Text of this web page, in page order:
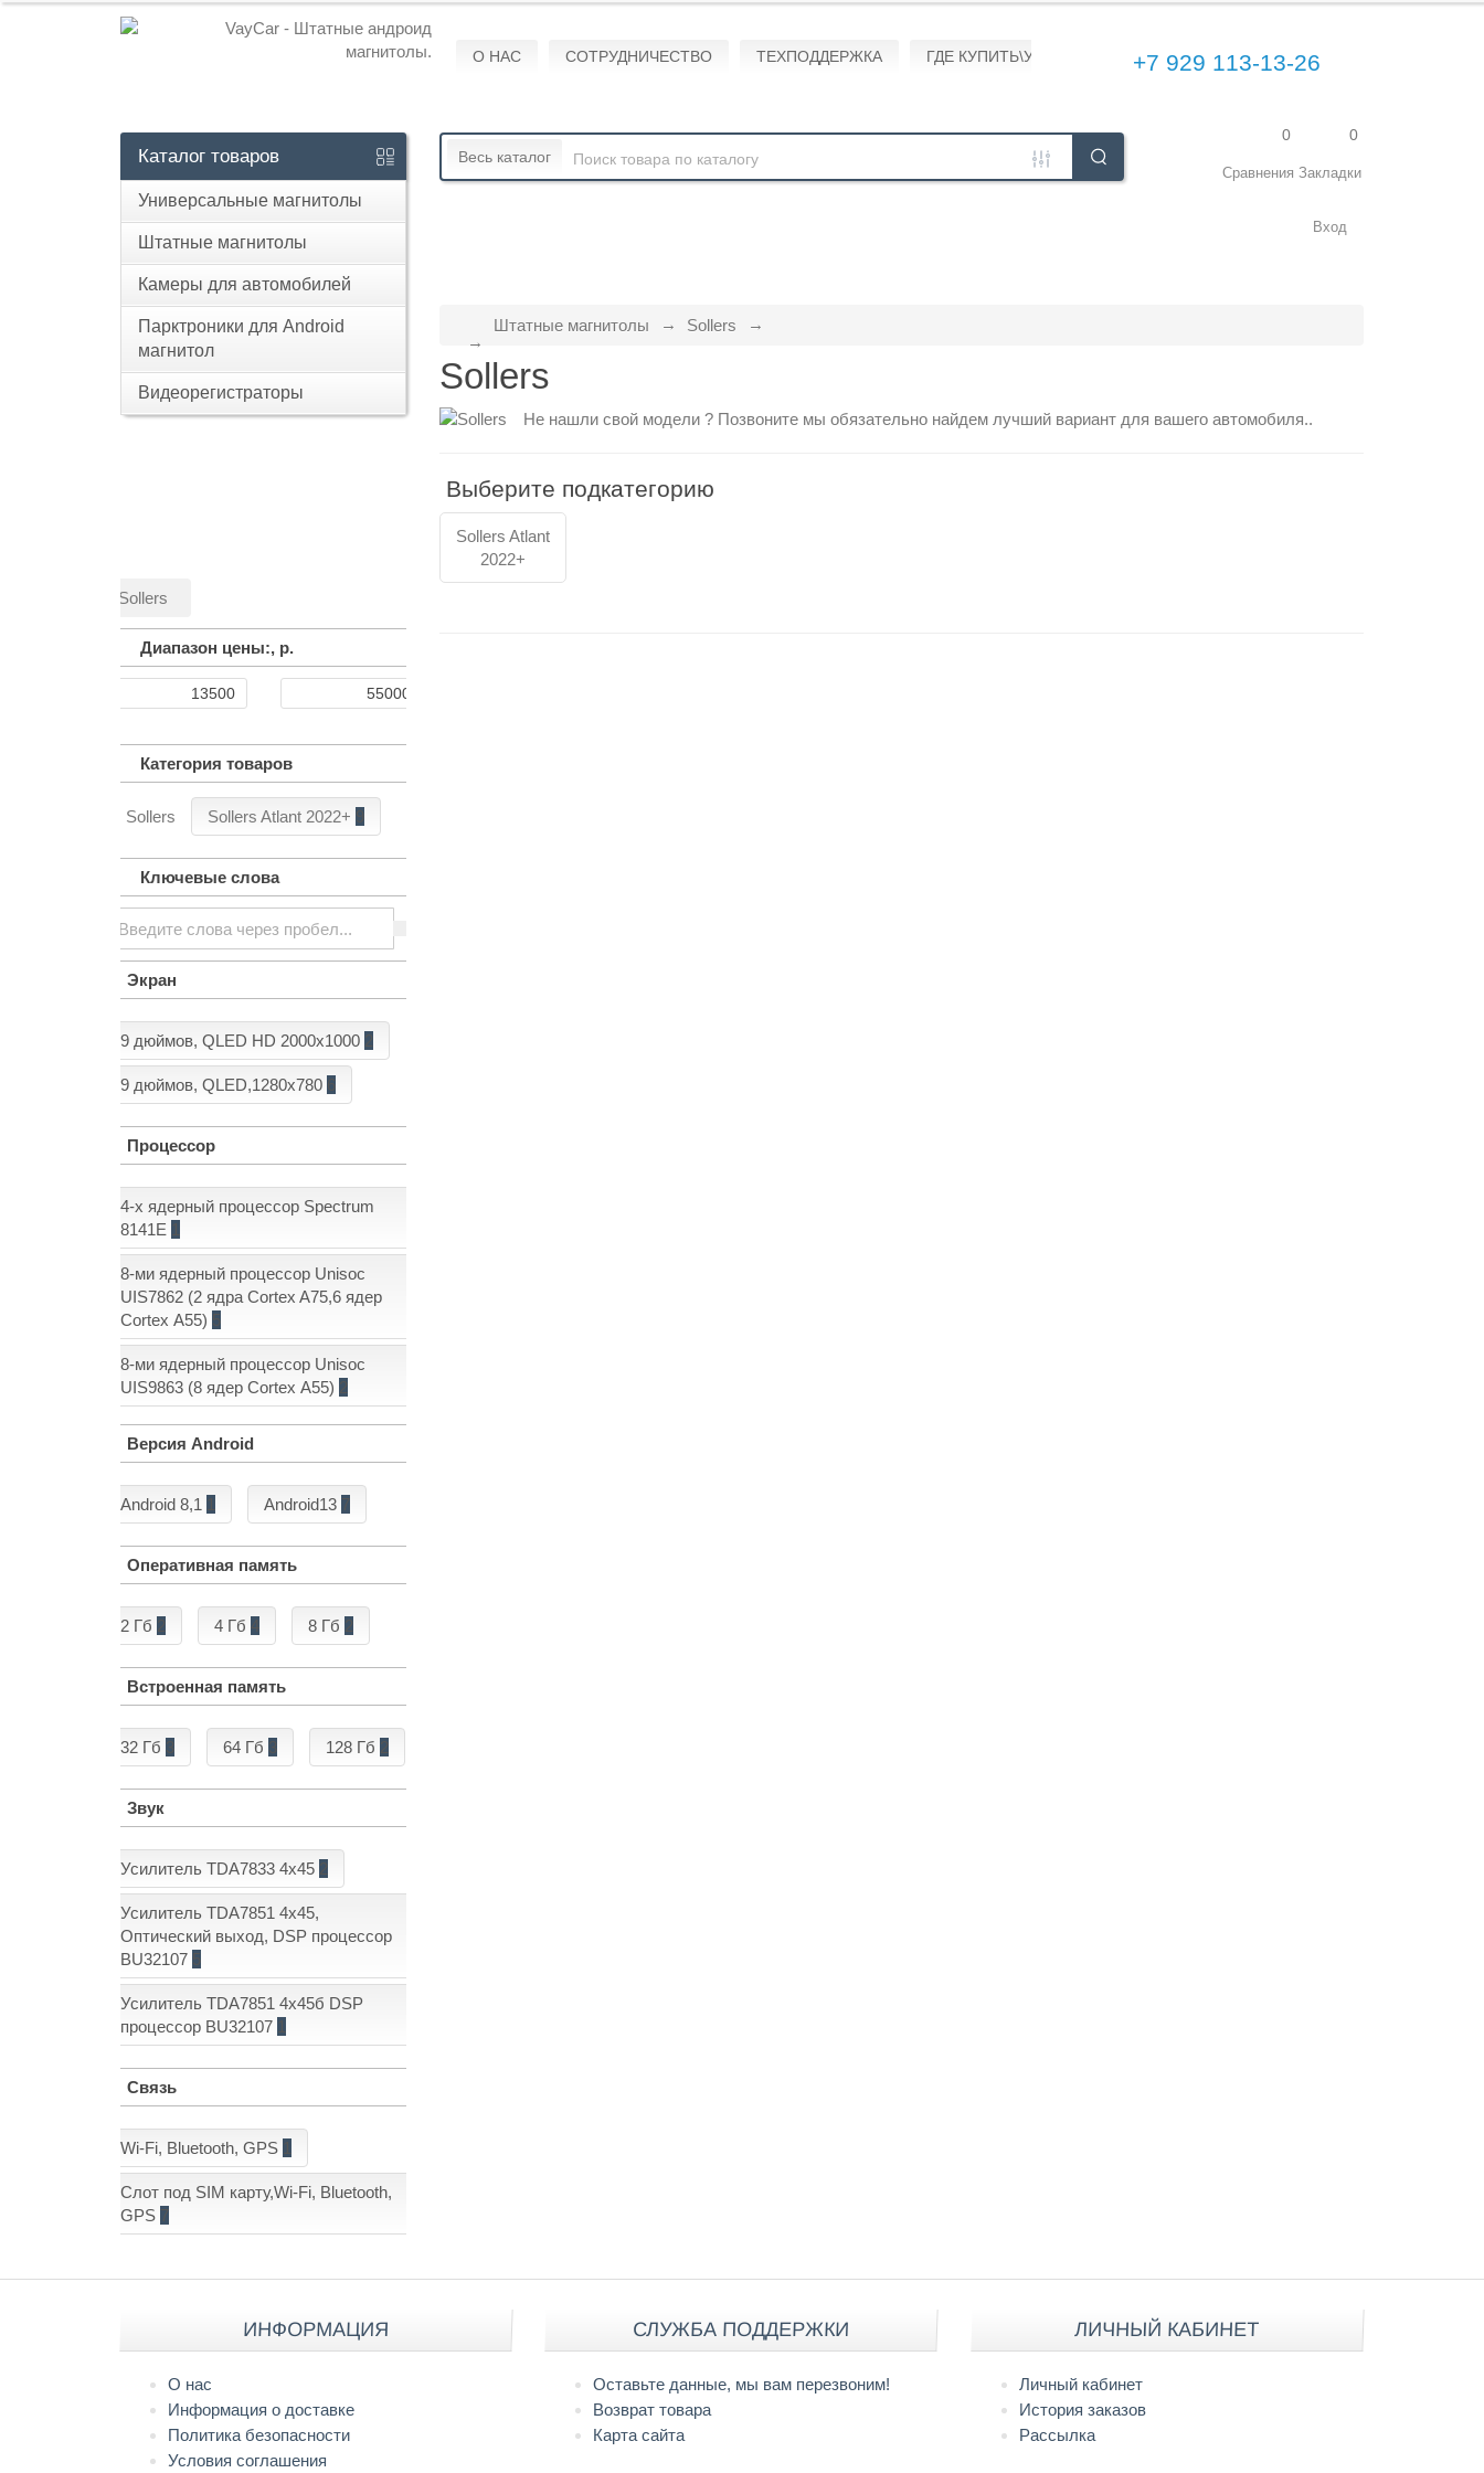
О НАС СОТРУДНИЧЕСТВО ТЕХПОДДЕРЖКА ГДЕ КУПИТЬ\УСТАНОВИТЬ +7 929 113-13-26
Каталог товаров
Универсальные магнитолы
Штатные магнитолы
Камеры для автомобилей
Парктроники для Android
магнитол
Видеорегистраторы
Весь каталог
0
Закладки
0
Сравнения
Вход
Sollers
Диапазон цены:, р.
Категория товаров
Sollers Sollers Atlant 2022+ 9
Ключевые слова
Экран
9 дюймов, QLED HD 2000x1000
9 дюймов, QLED,1280x780 6
Процессор
4-х ядерный процессор Spectrum
8141E 1
8-ми ядерный процессор Unisoc
UIS7862 (2 ядра Cortex A75,6 ядер
Cortex А55) 5
8-ми ядерный процессор Unisoc
UIS9863 (8 ядер Cortex А55)
Версия Android
Android 8,1 1 Android13 7
Оперативная память
2 Гб 4 Гб 4 8 Гб
Встроенная память
32 Гб 3 64 Гб 3 128 Гб
Звук
Усилитель TDA7833 4x45
Усилитель TDA7851 4x45,
Оптический выход, DSP процессор
BU32107 5
Усилитель TDA7851 4x45б DSP
процессор BU32107 1
Связь
Wi-Fi, Bluetooth, GPS 1
Слот под SIM карту,Wi-Fi, Bluetooth,
GPS 7
Штатные магнитолы Sollers
Sollers
Не нашли свой модели ? Позвоните мы обязательно найдем лучший вариант для вашего автомобиля..
Выберите подкатегорию
Sollers Atlant
2022+
ИНФОРМАЦИЯ
О нас
Информация о доставке
Политика безопасности
Условия соглашения
СЛУЖБА ПОДДЕРЖКИ
Оставьте данные, мы вам перезвоним!
Возврат товара
Карта сайта
ЛИЧНЫЙ КАБИНЕТ
Личный кабинет
История заказов
Рассылка